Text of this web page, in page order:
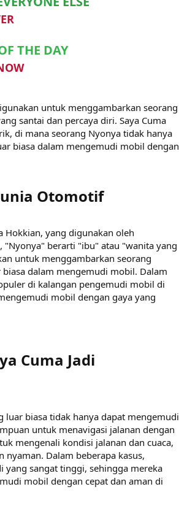
THE DAY
untuk menggambarkan seorang
santai dan percaya diri. Saya Cuma
di mana seorang Nyonya tidak hanya
biasa dalam mengemudi mobil dengan
Otomotif​
yang digunakan oleh
"Nyonya" berarti "ibu" atau "wanita yang
untuk menggambarkan seorang
dalam mengemudi mobil. Dalam
di kalangan pengemudi mobil di
mobil dengan gaya yang
Cuma Jadi
biasa tidak hanya dapat mengemudi
untuk menavigasi jalanan dengan
mengenali kondisi jalanan dan cuaca,
Dalam beberapa kasus,
sangat tinggi, sehingga mereka
mobil dengan cepat dan aman di